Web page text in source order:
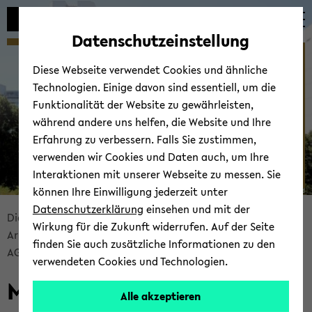
Automatische
vermeiden
zum
wechseln
zum
wechseln
zum
wechseln
Bread­
crumb
über­
sprin­
gen
und
Di­dak­tik der Ma­the­ma­tik
Start­sei­te
Ar­beits­grup­pen
AG 1 - Ma­the­ma­ti­sche Lern- und Denk­pro­zes­se
tik der Ma­the­ma­tik
© Uni­ver­si­tät Bie­le­feld
Ma­the­ma­ti­sche Lern- und
Datenschutzeinstellung
Diese Webseite verwendet Cookies und ähnliche
Technologien. Einige davon sind essentiell, um die
Funktionalität der Website zu gewährleisten,
während andere uns helfen, die Website und Ihre
Erfahrung zu verbessern. Falls Sie zustimmen,
verwenden wir Cookies und Daten auch, um Ihre
Interaktionen mit unserer Webseite zu messen. Sie
können Ihre Einwilligung jederzeit unter
Datenschutzerklärung einsehen und mit der
Wirkung für die Zukunft widerrufen. Auf der Seite
finden Sie auch zusätzliche Informationen zu den
verwendeten Cookies und Technologien.
Alle akzeptieren